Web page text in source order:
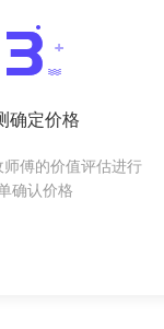
确定价格
傅的价值评估进行
确认价格